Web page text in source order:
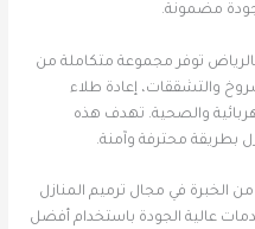
مضمونة.
توفر مجموعة متكاملة من
والتشققات، إعادة طلاء
والصحية. تهدف هذه
بطريقة محترفة وآمنة.
الخبرة في مجال ترميم المنازل
عالية الجودة باستخدام أفضل